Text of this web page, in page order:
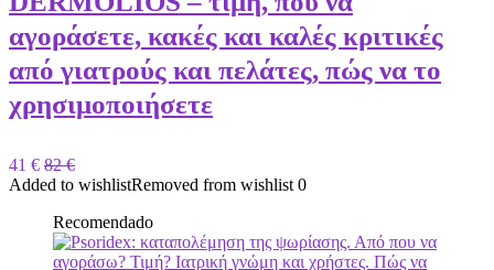
αγοράσετε, κακές και καλές κριτικές
από γιατρούς και πελάτες, πώς να το
χρησιμοποιήσετε
41 € 82 €
Added to wishlistRemoved from wishlist 0
Recomendado